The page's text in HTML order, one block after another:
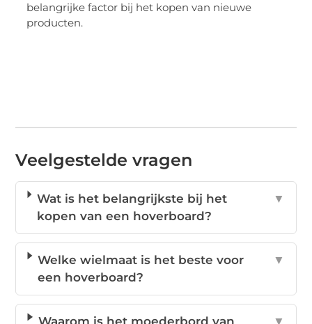
belangrijke factor bij het kopen van nieuwe
producten.
Veelgestelde vragen
Wat is het belangrijkste bij het
kopen van een hoverboard?
▼
Welke wielmaat is het beste voor
een hoverboard?
▼